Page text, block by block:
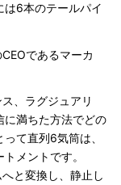
は6本のテールパイ
であるマーカ
、ラグジュアリ
に満ちた方法でどの
て直列6気筒は、
メントです。
と変換し、静止し